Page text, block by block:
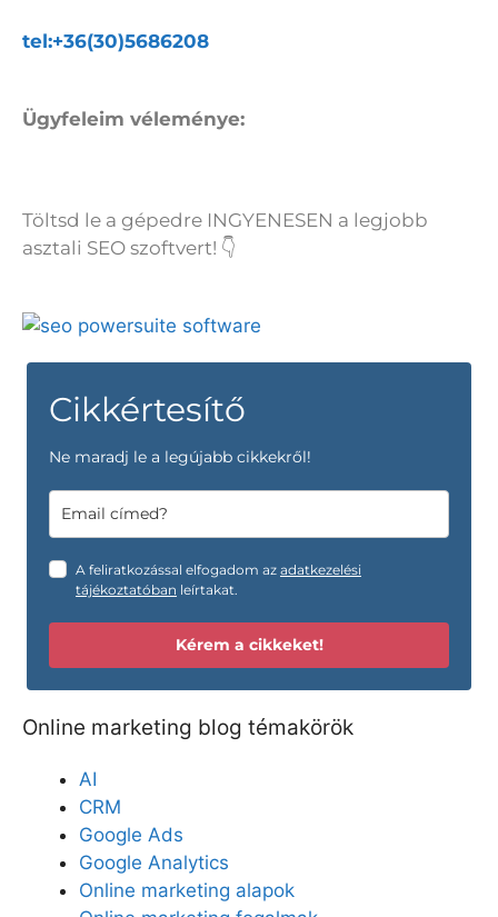
tel:+36(30)5686208
Ügyfeleim véleménye:
Töltsd le a gépedre INGYENESEN a legjobb
asztali SEO szoftvert! 👇
Cikkértesítő
Ne maradj le a legújabb cikkekről!
A feliratkozással elfogadom az adatkezelési
tájékoztatóban leírtakat.
Kérem a cikkeket!
Online marketing blog témakörök
AI
CRM
Google Ads
Google Analytics
Online marketing alapok